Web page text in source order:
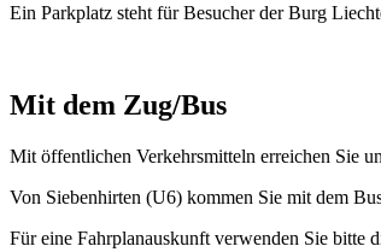
Ein Parkplatz steht für Besucher der Burg
Mit dem Zug/Bus
Mit öffentlichen Verkehrsmitteln erreichen Sie
Von Siebenhirten (U6) kommen Sie mit dem
Für eine Fahrplanauskunft verwenden Sie bitte